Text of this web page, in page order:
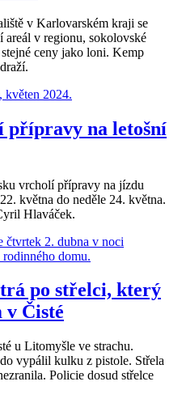
v Karlovarském kraji se
areál v regionu, sokolovské
ceny jako loni. Kemp
na letošní
vrcholí přípravy na jízdu
května do neděle 24. května.
Hlaváček.
po střelci, který
Čisté
u Litomyšle ve strachu.
vypálil kulku z pistole. Střela
Policie dosud střelce